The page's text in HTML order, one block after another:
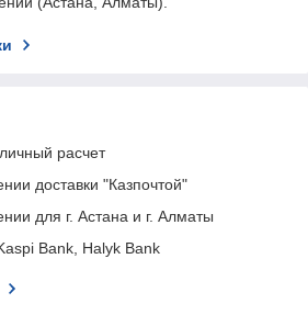
расчет
доставки "Казпочтой"
для г. Астана и г. Алматы
Bank, Halyk Bank